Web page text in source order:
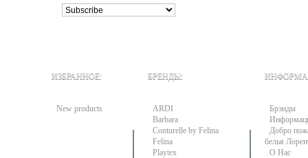
ИЗБРАННОЕ:
New products
БРЕНДЫ:
ARDI
Barbara
Conturelle by Felina
Felina
Playtex
Брэнды
Добро
белья
О Нас